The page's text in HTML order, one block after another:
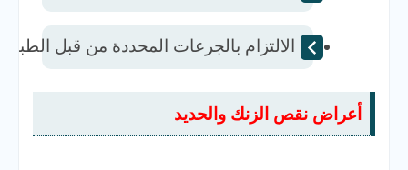
الالتزام بالجرعات المحددة من قبل
أعراض نقص الزنك والحديد